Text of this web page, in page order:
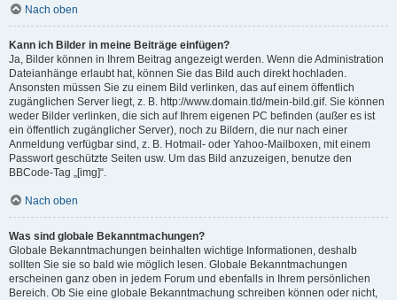
Nach oben
Kann ich Bilder in meine Beiträge einfügen?
Ja, Bilder können in Ihrem Beitrag angezeigt werden. Wenn die Administration
Dateianhänge erlaubt hat, können Sie das Bild auch direkt hochladen.
Ansonsten müssen Sie zu einem Bild verlinken, das auf einem öffentlich
zugänglichen Server liegt, z. B. http://www.domain.tld/mein-bild.gif. Sie können
weder Bilder verlinken, die sich auf Ihrem eigenen PC befinden (außer es ist
ein öffentlich zugänglicher Server), noch zu Bildern, die nur nach einer
Anmeldung verfügbar sind, z. B. Hotmail- oder Yahoo-Mailboxen, mit einem
Passwort geschützte Seiten usw. Um das Bild anzuzeigen, benutze den
BBCode-Tag „[img]“.
Nach oben
Was sind globale Bekanntmachungen?
Globale Bekanntmachungen beinhalten wichtige Informationen, deshalb
sollten Sie sie so bald wie möglich lesen. Globale Bekanntmachungen
erscheinen ganz oben in jedem Forum und ebenfalls in Ihrem persönlichen
Bereich. Ob Sie eine globale Bekanntmachung schreiben können oder nicht,